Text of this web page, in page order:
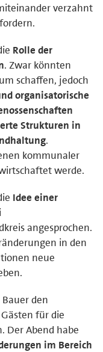
verzahnt
Rolle der
. Zwar könnten
schaffen, jedoch
organisatorische
Strukturen in
.
kommunaler
werde.
Idee einer
angesprochen.
in den
neue
den
für die
Der Abend habe
im Bereich